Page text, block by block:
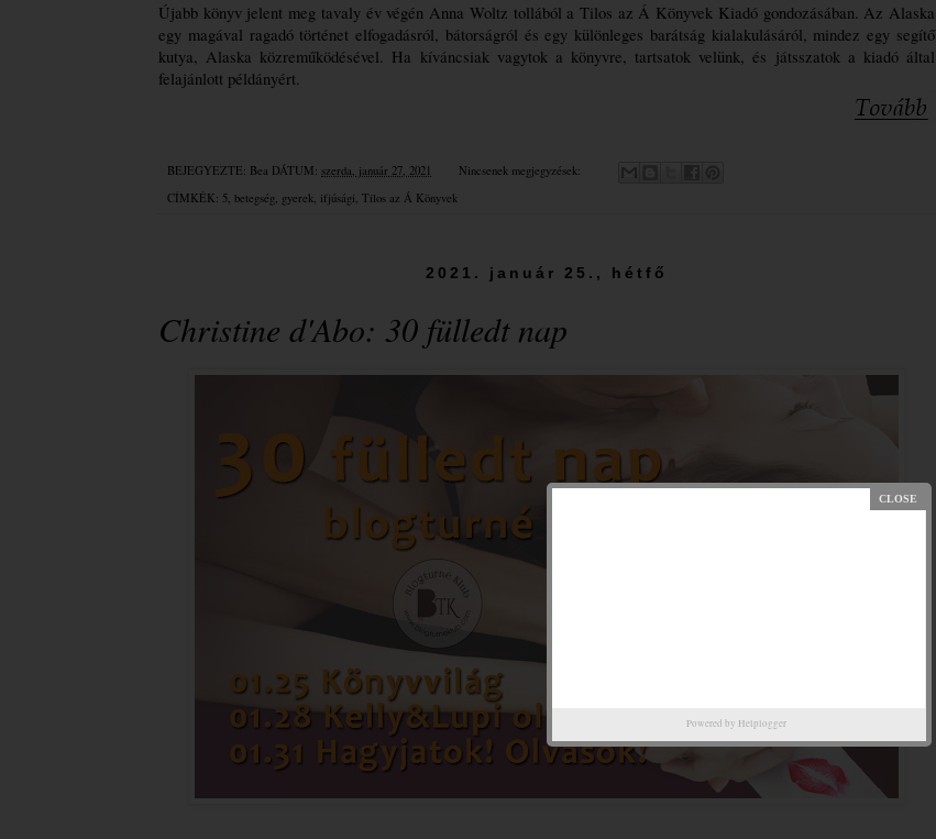
Újabb könyv jelent meg tavaly év végén Anna Woltz tollából a Tilos az Á Könyvek Kiadó gondozásában. Az Alaska
egy magával ragadó történet elfogadásról, bátorságról és egy különleges barátság kialakulásáról, mindez egy segítő
kutya, Alaska közreműködésével. Ha kíváncsiak vagytok a könyvre, tartsatok velünk, és játsszatok a kiadó által
felajánlott példányért.
BEJEGYEZTE: Bea DÁTUM: szerda, január 27, 2021
Nincsenek megjegyzések:
CÍMKÉK: 5, betegség, gyerek, ifjúsági, Tilos az Á Könyvek
2021. január 25., hétfő
Christine d'Abo: 30 ​fülledt nap
Powered by Helplogger